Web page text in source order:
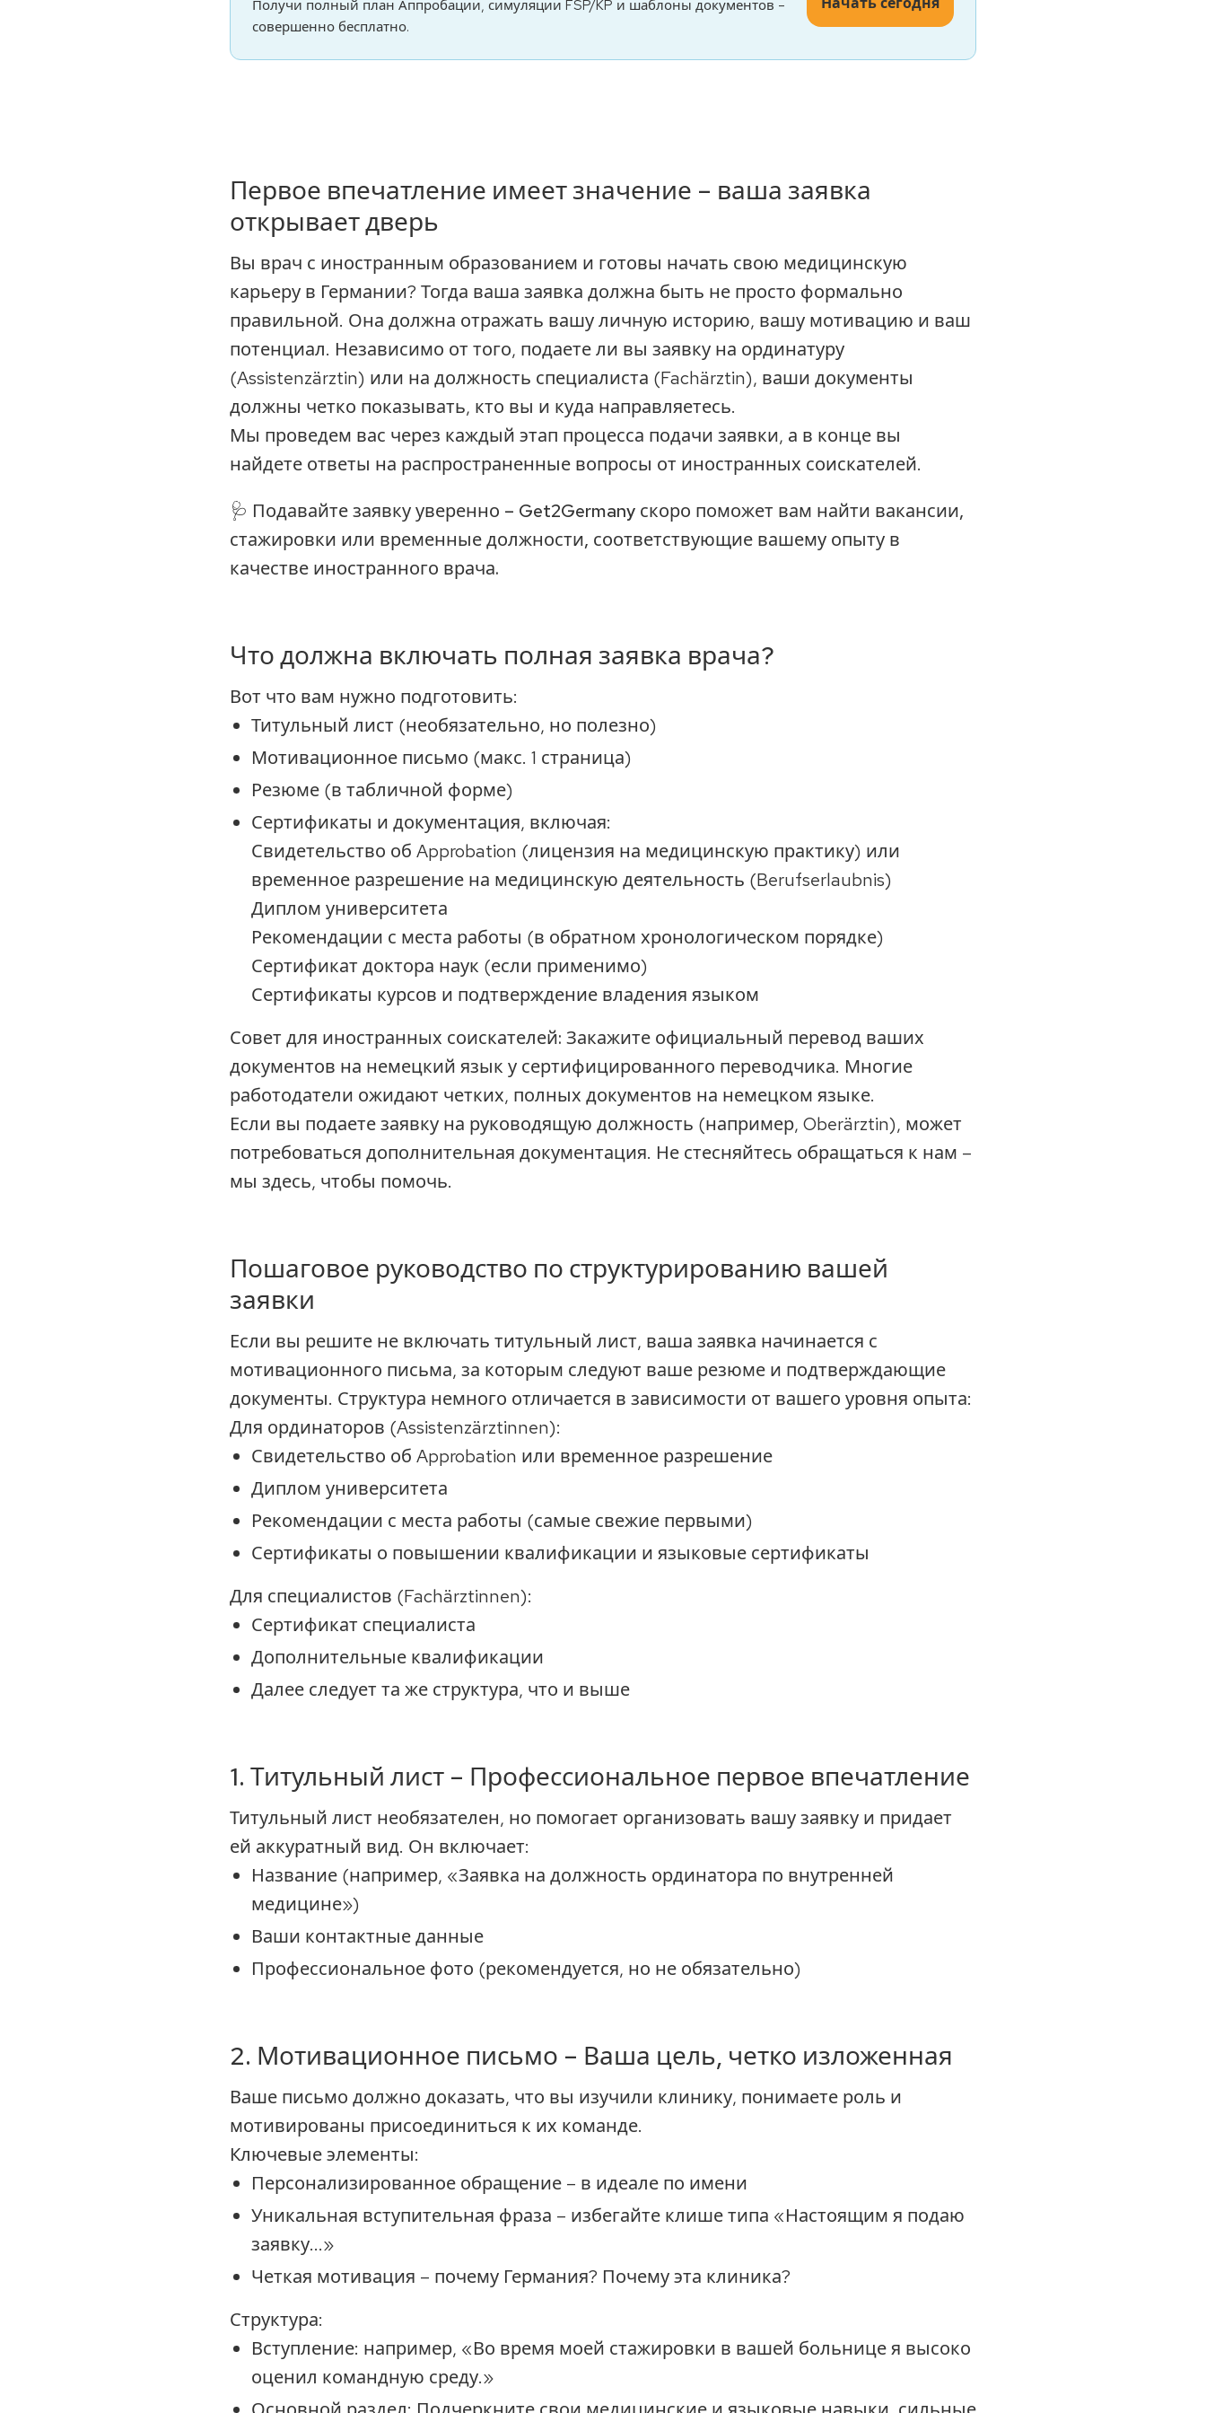
Получи полный план Аппробации, симуляции FSP/KP и шаблоны документов –
совершенно бесплатно.
Первое впечатление имеет значение – ваша заявка
открывает дверь
Вы врач с иностранным образованием и готовы начать свою медицинскую
карьеру в Германии? Тогда ваша заявка должна быть не просто формально
правильной. Она должна отражать вашу личную историю, вашу мотивацию и ваш
потенциал. Независимо от того, подаете ли вы заявку на ординатуру
(Assistenzärztin) или на должность специалиста (Fachärztin), ваши документы
должны четко показывать, кто вы и куда направляетесь.
Мы проведем вас через каждый этап процесса подачи заявки, а в конце вы
найдете ответы на распространенные вопросы от иностранных соискателей.
🩺 Подавайте заявку уверенно – Get2Germany скоро поможет вам найти вакансии,
стажировки или временные должности, соответствующие вашему опыту в
качестве иностранного врача.
Что должна включать полная заявка врача?
Вот что вам нужно подготовить:
Титульный лист (необязательно, но полезно)
Мотивационное письмо (макс. 1 страница)
Резюме (в табличной форме)
Сертификаты и документация, включая:
Свидетельство об Approbation (лицензия на медицинскую практику) или
временное разрешение на медицинскую деятельность (Berufserlaubnis)
Диплом университета
Рекомендации с места работы (в обратном хронологическом порядке)
Сертификат доктора наук (если применимо)
Сертификаты курсов и подтверждение владения языком
Совет для иностранных соискателей: Закажите официальный перевод ваших
документов на немецкий язык у сертифицированного переводчика. Многие
работодатели ожидают четких, полных документов на немецком языке.
Если вы подаете заявку на руководящую должность (например, Oberärztin), может
потребоваться дополнительная документация. Не стесняйтесь обращаться к нам –
мы здесь, чтобы помочь.
Пошаговое руководство по структурированию вашей
заявки
Если вы решите не включать титульный лист, ваша заявка начинается с
мотивационного письма, за которым следуют ваше резюме и подтверждающие
документы. Структура немного отличается в зависимости от вашего уровня опыта:
Для ординаторов (Assistenzärztinnen):
Свидетельство об Approbation или временное разрешение
Диплом университета
Рекомендации с места работы (самые свежие первыми)
Сертификаты о повышении квалификации и языковые сертификаты
Для специалистов (Fachärztinnen):
Сертификат специалиста
Дополнительные квалификации
Далее следует та же структура, что и выше
1. Титульный лист – Профессиональное первое впечатление
Титульный лист необязателен, но помогает организовать вашу заявку и придает
ей аккуратный вид. Он включает:
Название (например, «Заявка на должность ординатора по внутренней
медицине»)
Ваши контактные данные
Профессиональное фото (рекомендуется, но не обязательно)
2. Мотивационное письмо – Ваша цель, четко изложенная
Ваше письмо должно доказать, что вы изучили клинику, понимаете роль и
мотивированы присоединиться к их команде.
Ключевые элементы:
Персонализированное обращение – в идеале по имени
Уникальная вступительная фраза – избегайте клише типа «Настоящим я подаю
заявку...»
Четкая мотивация – почему Германия? Почему эта клиника?
Структура:
Вступление: например, «Во время моей стажировки в вашей больнице я высоко
оценил командную среду.»